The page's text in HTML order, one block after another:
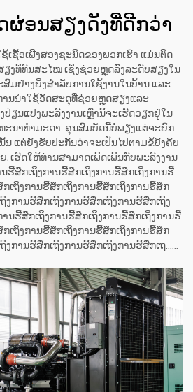
ຜ່ອນສຽງດັງທີ່ດີກວ່າ
ເຊື້ອເພີງສອງຊະນິດຂອງພວກເຮົາ ແມ່ນຕິດ
ຽງທີ່ທັນສະໄໝ ເຊິ່ງຊ່ວຍຫຼຸດລົງລະດັບສຽງໃນ
ສົມຢ່າງຍິ່ງສຳລັບການໃຊ້ງານໃນບ້ານ ແລະ
ານນຳໃຊ້ວັດສະດຸທີ່ຊ່ວຍຫຼຸດສຽງແລະ
ຽນແປງພະລັງງານເຫຼົ່ານີ້ຈະເຮັດວຽກຢູ່ໃນ
ະນາທຳມະດາ. ຄຸນສົມບັດນີ້ບໍ່ພຽງແຕ່ຈະຍົກ
ນ ແຕ່ຍັງຮັບປະກັນວ່າຈະເປັນໄປຕາມຂໍ້ບັງຄັບ
, ເຮັດໃຫ້ທ່ານສາມາດເພີດເພີນກັບພະລັງງານ
ຮີ້ສຶກເຖິງການຮີ້ສຶກເຖິງການຮີ້ສຶກເຖິງການຮີ້
ເຖິງການຮີ້ສຶກເຖິງການຮີ້ສຶກເຖິງການຮີ້ສຶກ
ງການຮີ້ສຶກເຖິງການຮີ້ສຶກເຖິງການຮີ້ສຶກເຖິງ
ນຮີ້ສຶກເຖິງການຮີ້ສຶກເຖິງການຮີ້ສຶກເຖິງການຮີ້
ເຖິງການຮີ້ສຶກເຖິງການຮີ້ສຶກເຖິງການຮີ້ສຶກ
ການຮີ້ສຶກເຖິງການຮີ້ສຶກເຖິງການຮີ້ສຶກເຖ......